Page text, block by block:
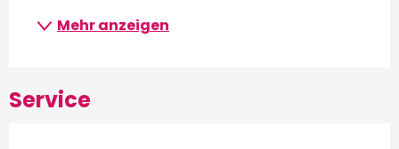
Mehr anzeigen
Service